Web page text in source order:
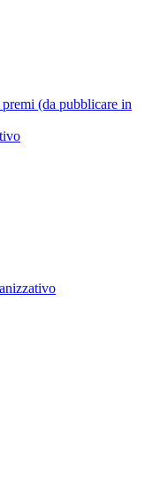
(da pubblicare in